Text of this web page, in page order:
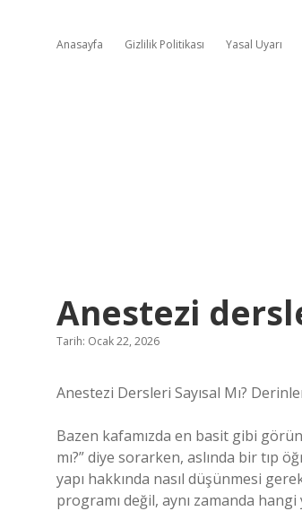
Anasayfa Gizlilik Politikası Yasal Uyarı
Anestezi
Tarih: Ocak 22, 2026
Anestezi Dersleri Sayısal Mı?
Bazen kafamızda en basit gibi
mı?” diye sorarken, aslında bir tıp
yapı hakkında nasıl düşünmesi
programı değil, aynı zamanda